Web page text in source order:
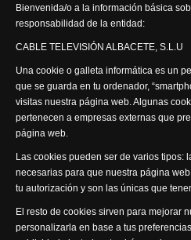
Bienvenida/o a la información básica
responsabilidad de la entidad:
CABLE TELEVISIÓN ALBACETE, S.L.U
Una cookie o galleta informática es un
que se guarda en tu ordenador,
visitas nuestra página web. Algunas
pertenecen a empresas externas que
página web.
Las cookies pueden ser de varios tipos:
necesarias para que nuestra página
tu autorización y son las únicas que
El resto de cookies sirven para mejorar
personalizarla en base a tus
Actualidad Semanal
Visita nuestra